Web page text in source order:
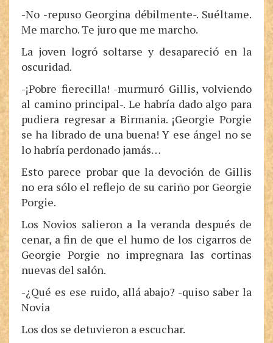
-No -repuso Georgina débilmente-. Suéltame.
Me marcho. Te juro que me marcho.
La joven logró soltarse y desapareció en la
oscuridad.
-¡Pobre fierecilla! -murmuró Gillis, volviendo
al camino principal-. Le habría dado algo para
pudiera regresar a Birmania. ¡Georgie Porgie
se ha librado de una buena! Y ese ángel no se
lo habría perdonado jamás…
Esto parece probar que la devoción de Gillis
no era sólo el reflejo de su cariño por Georgie
Porgie.
Los Novios salieron a la veranda después de
cenar, a fin de que el humo de los cigarros de
Georgie Porgie no impregnara las cortinas
nuevas del salón.
-¿Qué es ese ruido, allá abajo? -quiso saber la
Novia
Los dos se detuvieron a escuchar.